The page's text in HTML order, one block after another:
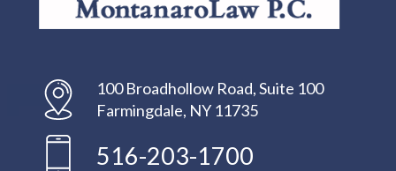
100 Broadhollow Road, Suite 100
Farmingdale, NY 11735
516-203-1700